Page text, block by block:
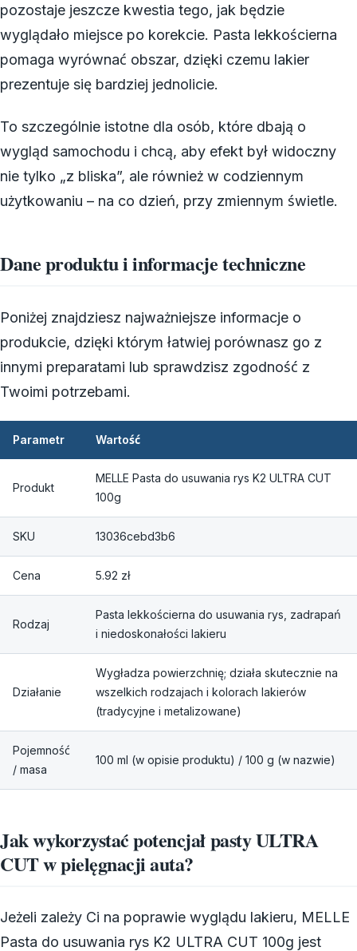
pozostaje jeszcze kwestia tego, jak będzie
wyglądało miejsce po korekcie. Pasta lekkościerna
pomaga wyrównać obszar, dzięki czemu lakier
prezentuje się bardziej jednolicie.
To szczególnie istotne dla osób, które dbają o
wygląd samochodu i chcą, aby efekt był widoczny
nie tylko „z bliska”, ale również w codziennym
użytkowaniu – na co dzień, przy zmiennym świetle.
Dane produktu i informacje techniczne
Poniżej znajdziesz najważniejsze informacje o
produkcie, dzięki którym łatwiej porównasz go z
innymi preparatami lub sprawdzisz zgodność z
Twoimi potrzebami.
Parametr Wartość
Produkt
MELLE Pasta do usuwania rys K2 ULTRA CUT
100g
SKU 13036cebd3b6
Cena 5.92 zł
Rodzaj
Pasta lekkościerna do usuwania rys, zadrapań
i niedoskonałości lakieru
Działanie
Wygładza powierzchnię; działa skutecznie na
wszelkich rodzajach i kolorach lakierów
(tradycyjne i metalizowane)
Pojemność
/ masa
100 ml (w opisie produktu) / 100 g (w nazwie)
Jak wykorzystać potencjał pasty ULTRA
CUT w pielęgnacji auta?
Jeżeli zależy Ci na poprawie wyglądu lakieru, MELLE
Pasta do usuwania rys K2 ULTRA CUT 100g jest